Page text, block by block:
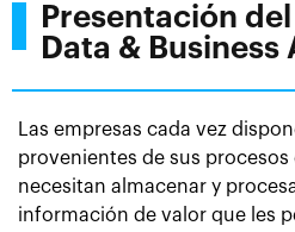
Presentación
Data &
Las empresas cada vez
provenientes de sus
necesitan almacenar y
información de valor que les